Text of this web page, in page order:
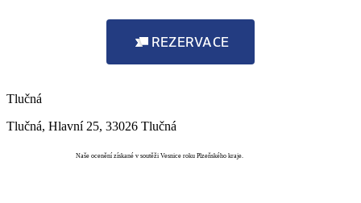
REZERVACE
Tlučná
Tlučná, Hlavní 25, 33026 Tlučná
Naše ocenění získané v soutěži Vesnice roku Plzeňského kraje.